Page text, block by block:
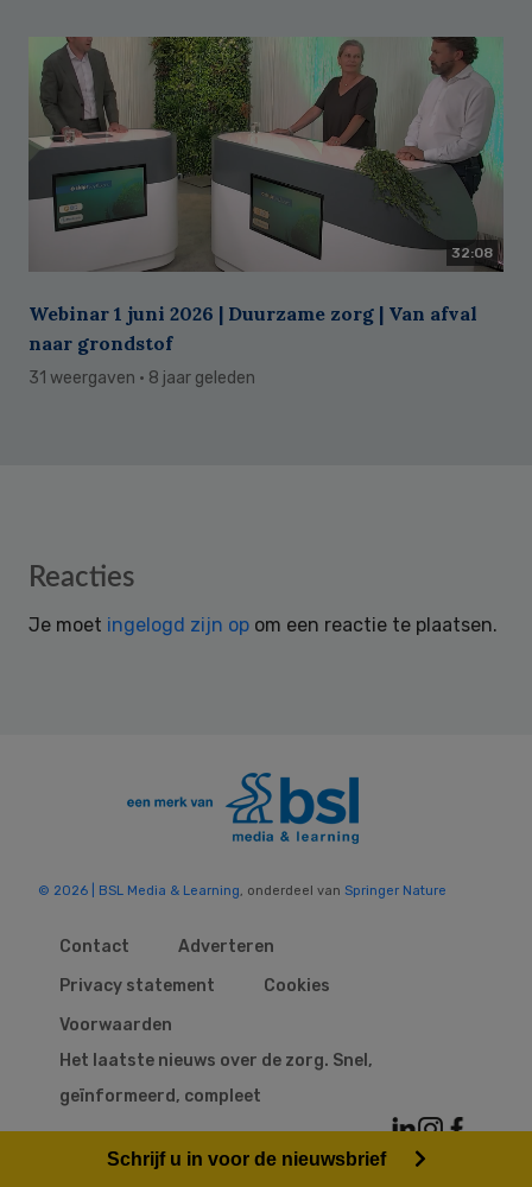
32:08
Webinar 1 juni 2026 | Duurzame zorg | Van afval
naar grondstof
31 weergaven · 8 jaar geleden
Reader
Reacties
Je moet ingelogd zijn op om een reactie te plaatsen.
© 2026 | BSL Media & Learning, onderdeel van Springer Nature
Contact
Adverteren
Privacy statement
Cookies
Voorwaarden
Het laatste nieuws over de zorg. Snel,
geïnformeerd, compleet
Schrijf u in voor de nieuwsbrief